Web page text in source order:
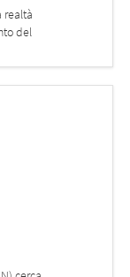
realtà
del
-
dai